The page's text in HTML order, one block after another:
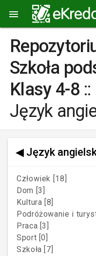

Szkoła
Klasy 4-8 ::
Język
◀ Język
Człowiek [18]
Dom [3]
Kultura [8]
Podróżowanie i
Praca [3]
Sport [0]
Szkoła [7]